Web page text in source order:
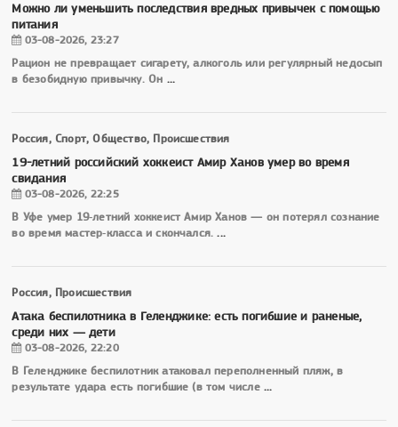
Можно ли уменьшить последствия вредных привычек с помощью
питания
03-08-2026, 23:27
Рацион не превращает сигарету, алкоголь или регулярный недосып
в безобидную привычку. Он ...
Россия, Спорт, Общество, Происшествия
19-летний российский хоккеист Амир Ханов умер во время
свидания
03-08-2026, 22:25
В Уфе умер 19‑летний хоккеист Амир Ханов — он потерял сознание
во время мастер‑класса и скончался....
Россия, Происшествия
Атака беспилотника в Геленджике: есть погибшие и раненые,
среди них — дети
03-08-2026, 22:20
В Геленджике беспилотник атаковал переполненный пляж, в
результате удара есть погибшие (в том числе...